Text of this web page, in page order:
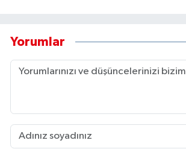
Yorumlar